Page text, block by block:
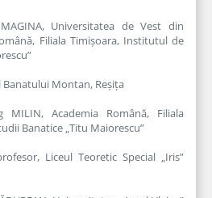
Universitatea de Vest din
Filiala Timișoara, Institutul de
Banatului Montan, Reșița
Academia Română, Filiala
Banatice „Titu Maiorescu”
Liceul Teoretic Special „Iris”